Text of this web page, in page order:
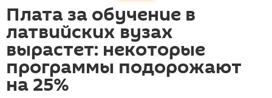
Плата за обучение в
латвийских вузах
вырастет: некоторые
программы подорожают
на 25%